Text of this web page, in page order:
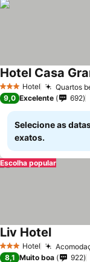
3 EstrelasHotel Quartos
Hotel Casa
9,0 Excelente 692
Selecione as
exatos.
Escolha popular
3 EstrelasHotel
Liv Hotel
8,1 Muito boa 922